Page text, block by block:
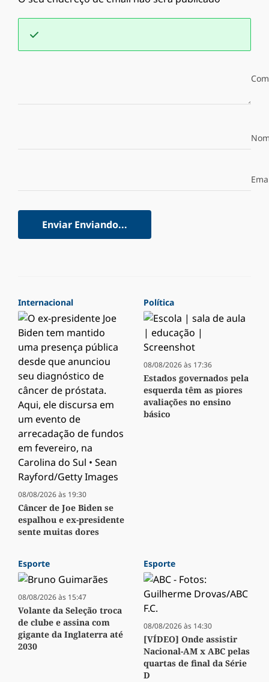
Enviar Enviando...
Internacional
08/08/2026 às 19:30
Câncer de Joe Biden se
espalhou e ex-presidente
sente muitas dores
Política
08/08/2026 às 17:36
Estados governados pela
esquerda têm as piores
avaliações no ensino
básico
Esporte
08/08/2026 às 15:47
Volante da Seleção troca
de clube e assina com
gigante da Inglaterra até
2030
Esporte
08/08/2026 às 14:30
[VÍDEO] Onde assistir
Nacional-AM x ABC pelas
quartas de final da Série
D